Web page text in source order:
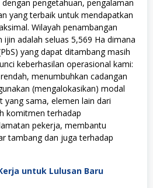
pengetahuan, pengalaman
yang terbaik untuk mendapatkan
Wilayah penambangan
adalah seluas 5,569 Ha dimana
yang dapat ditambang masih
keberhasilan operasional kami:
menumbuhkan cadangan
(mengalokasikan) modal
yang sama, elemen lain dari
komitmen terhadap
pekerja, membantu
tambang dan juga terhadap
untuk Lulusan Baru